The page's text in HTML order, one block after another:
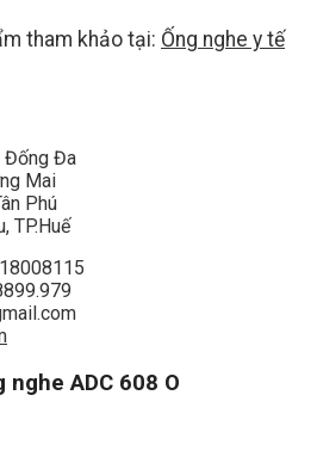
tham khảo tại: Ống nghe y tế
Đống Đa
Mai
Phú
TP.Huế
18008115
nghe ADC 608 O